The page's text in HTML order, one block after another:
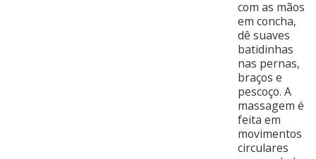
com as mãos
em concha,
dê suaves
batidinhas
nas pernas,
braços e
pescoço. A
massagem é
feita em
movimentos
circulares